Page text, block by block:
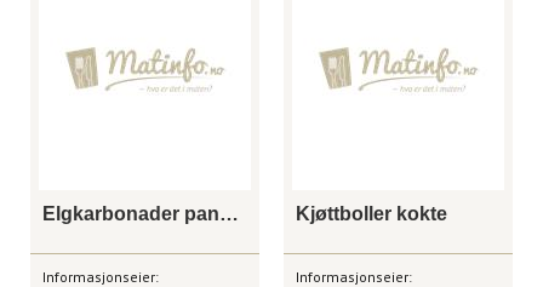
Elgkarbonader pannestekte
Informasjonseier:
Kjøttboller kokte
Informasjonseier: